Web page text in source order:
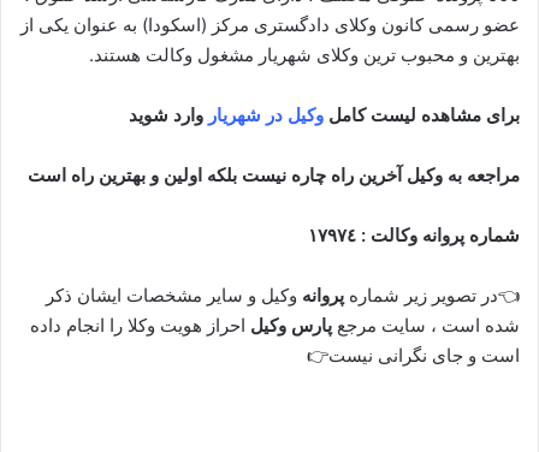
عضو رسمی کانون وکلای دادگستری مرکز (اسکودا) به عنوان یکی از
بهترین و محبوب ترین وکلای شهریار مشغول وکالت هستند.
برای مشاهده لیست کامل وکیل در شهریار وارد شوید
مراجعه به وکیل آخرین راه چاره نیست بلکه اولین و بهترین راه است
شماره پروانه وکالت : ١٧٩٧٤
👈در تصویر زیر شماره پروانه وکیل و سایر مشخصات ایشان ذکر
شده است ، سایت مرجع پارس وکیل احراز هویت وکلا را انجام داده
است و جای نگرانی نیست👉